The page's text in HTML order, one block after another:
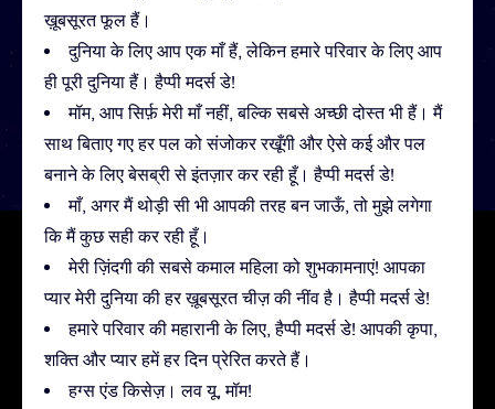
ख़ूबसूरत फूल हैं।
दुनिया के लिए आप एक माँ हैं, लेकिन हमारे परिवार के लिए आप
ही पूरी दुनिया हैं। हैप्पी मदर्स डे!
मॉम, आप सिर्फ़ मेरी माँ नहीं, बल्कि सबसे अच्छी दोस्त भी हैं। मैं
साथ बिताए गए हर पल को संजोकर रखूँगी और ऐसे कई और पल
बनाने के लिए बेसब्री से इंतज़ार कर रही हूँ। हैप्पी मदर्स डे!
माँ, अगर मैं थोड़ी सी भी आपकी तरह बन जाऊँ, तो मुझे लगेगा
कि मैं कुछ सही कर रही हूँ।
मेरी ज़िंदगी की सबसे कमाल महिला को शुभकामनाएं! आपका
प्यार मेरी दुनिया की हर ख़ूबसूरत चीज़ की नींव है। हैप्पी मदर्स डे!
हमारे परिवार की महारानी के लिए, हैप्पी मदर्स डे! आपकी कृपा,
शक्ति और प्यार हमें हर दिन प्रेरित करते हैं।
हग्स एंड किसेज़। लव यू, मॉम!